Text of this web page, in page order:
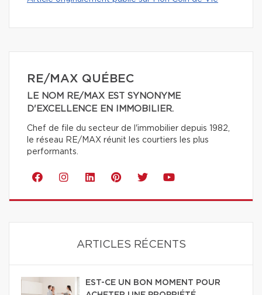
RE/MAX QUÉBEC
LE NOM RE/MAX EST SYNONYME
D'EXCELLENCE EN IMMOBILIER.
Chef de file du secteur de l'immobilier depuis 1982,
le réseau RE/MAX réunit les courtiers les plus
performants.
ARTICLES RÉCENTS
EST-CE UN BON MOMENT POUR